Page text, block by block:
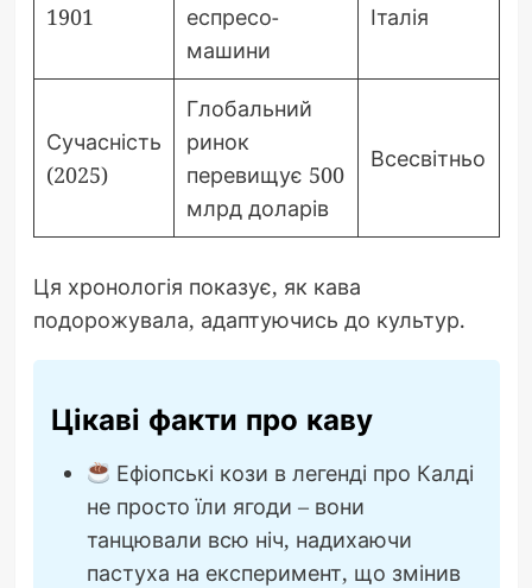
1901
еспресо-
машини
Італія
Сучасність
(2025)
Глобальний
ринок
перевищує 500
млрд доларів
Всесвітньо
Ця хронологія показує, як кава
подорожувала, адаптуючись до культур.
Цікаві факти про каву
Ефіопські кози в легенді про Калді
не просто їли ягоди – вони
танцювали всю ніч, надихаючи
пастуха на експеримент, що змінив